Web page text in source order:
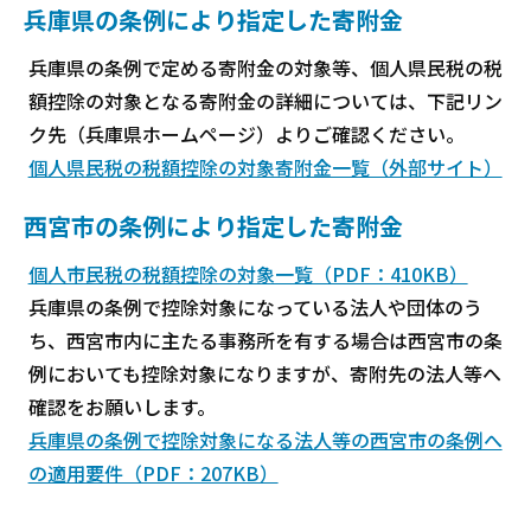
兵庫県の条例により指定した寄附金
兵庫県の条例で定める寄附金の対象等、個人県民税の税
額控除の対象となる寄附金の詳細については、下記リン
ク先（兵庫県ホームページ）よりご確認ください。
個人県民税の税額控除の対象寄附金一覧（外部サイト）
西宮市の条例により指定した寄附金
個人市民税の税額控除の対象一覧（PDF：410KB）
兵庫県の条例で控除対象になっている法人や団体のう
ち、西宮市内に主たる事務所を有する場合は西宮市の条
例においても控除対象になりますが、寄附先の法人等へ
確認をお願いします。
兵庫県の条例で控除対象になる法人等の西宮市の条例へ
の適用要件（PDF：207KB）